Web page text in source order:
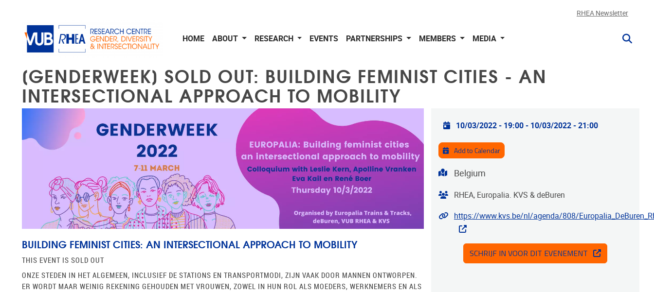
RHEA Newsletter
HOME ABOUT RESEARCH EVENTS PARTNERSHIPS MEMBERS MEDIA
[GENDERWEEK] SOLD OUT: BUILDING FEMINIST CITIES - AN
INTERSECTIONAL APPROACH TO MOBILITY
BUILDING FEMINIST CITIES: AN INTERSECTIONAL APPROACH TO MOBILITY
THIS EVENT IS SOLD OUT
ONZE STEDEN IN HET ALGEMEEN, INCLUSIEF DE STATIONS EN TRANSPORTMODI, ZIJN VAAK DOOR MANNEN ONTWORPEN.
ER WORDT MAAR WEINIG REKENING GEHOUDEN MET VROUWEN, ZOWEL IN HUN ROL ALS MOEDERS, WERKNEMERS EN ALS
Practical info
10/03/2022 - 19:00- 10/03/2022 - 21:00
Add to Calendar
Address
Belgium
Organiser
RHEA, Europalia. KVS & deBuren
Website
https://www.kvs.be/nl/agenda/808/
SCHRIJF IN VOOR DIT EVENEMENT